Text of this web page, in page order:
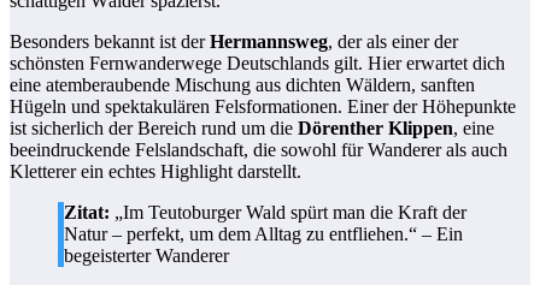
Besonders bekannt ist derHermannsweg, der als einer der
schönsten Fernwanderwege Deutschlands gilt. Hier erwartet dich
eine atemberaubende Mischung aus dichten Wäldern, sanften
Hügeln und spektakulären Felsformationen. Einer der Höhepunkte
ist sicherlich der Bereich rund um die Dörenther Klippen, eine
beeindruckende Felslandschaft, die sowohl für Wanderer als auch
Kletterer ein echtes Highlight darstellt.
Zitat: „Im Teutoburger Wald spürt man die Kraft der
Natur – perfekt, um dem Alltag zu entfliehen.“ – Ein
begeisterter Wanderer